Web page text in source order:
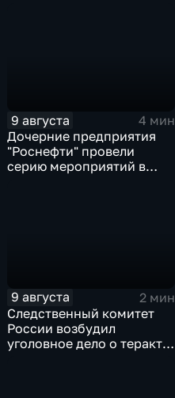
9 августа
4 мин
Дочерние предприятия
"Роснефти" провели
серию мероприятий в
9 августа
2 мин
Следственный комитет
России возбудил
уголовное дело о теракте